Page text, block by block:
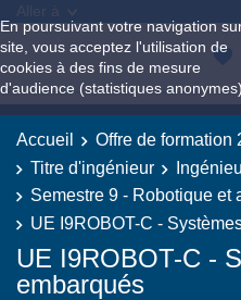
En poursuivant votre navigation
site, vous acceptez l'utilisation de
cookies à des fins de mesure
d'audience (statistiques anonymes).
Aller à
Accueil
Offre de formation
Titre d'ingénieur
Semestre 9 - Robotique et
UE I9ROBOT-C -
UE I9ROBOT-C -
embarqués